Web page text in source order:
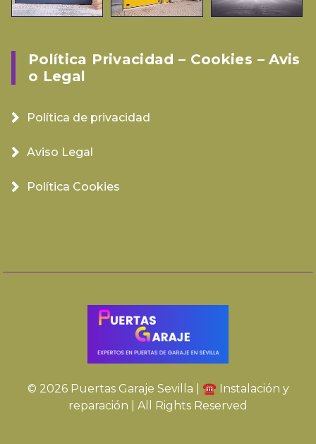
Política Privacidad – Cookies – Avis
O Legal
Política de privacidad
Aviso Legal
Política Cookies
© 2026 Puertas Garaje Sevilla | ☎️ Instalación y
reparación | All Rights Reserved